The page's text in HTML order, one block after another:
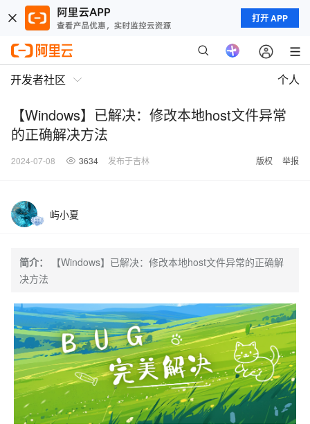
打开 APP
开发者社区 个人
【Windows】已解决：修改本地host文件异常
的正确解决方法
2024-07-08 3634 发布于吉林 版权 举报
屿小夏
简介：
【Windows】已解决：修改本地host文件异常的正确解
决方法